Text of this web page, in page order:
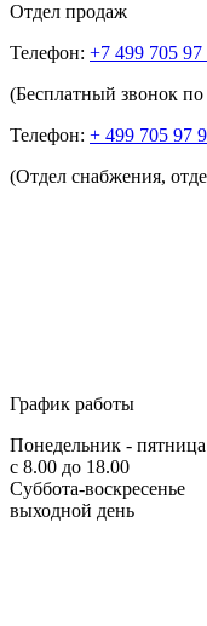
Отдел продаж
Телефон: +7 499 705 97
(Бесплатный звонок
Телефон: + 499 705 97
(Отдел снабжения,
График работы
Понедельник - пятница
с 8.00 до 18.00
Суббота-воскресенье
выходной день